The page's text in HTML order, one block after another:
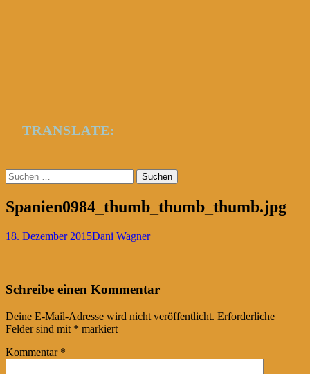
TRANSLATE:
Suchen
nach:
Spanien0984_thumb_thumb_thumb.jpg
18. Dezember 2015Dani Wagner
Post
navigation
←
Schreibe einen Kommentar
Deine E-Mail-Adresse wird nicht veröffentlicht. Erforderliche
Felder sind mit * markiert
Kommentar *